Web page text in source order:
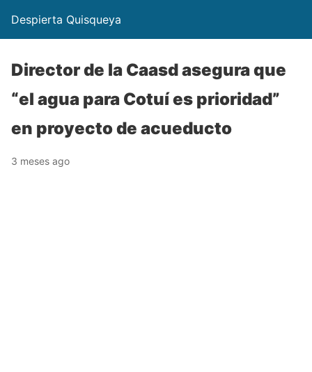
Despierta Quisqueya
Director de la Caasd asegura que
“el agua para Cotuí es prioridad”
en proyecto de acueducto
3 meses ago